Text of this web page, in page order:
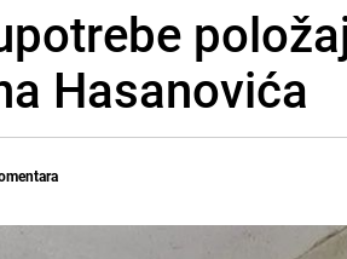
Hasanovića